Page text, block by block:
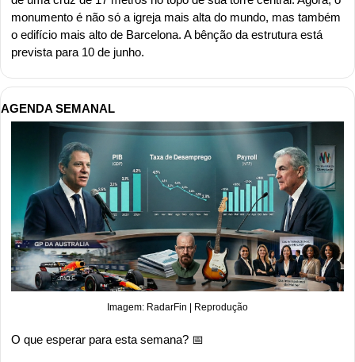
monumento é não só a igreja mais alta do mundo, mas também
o edifício mais alto de Barcelona. A bênção da estrutura está
prevista para 10 de junho.
AGENDA SEMANAL
Imagem: RadarFin | Reprodução
O que esperar para esta semana? 📅